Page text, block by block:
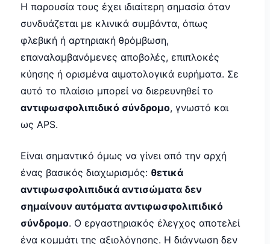
Η παρουσία τους έχει ιδιαίτερη σημασία όταν
συνδυάζεται με κλινικά συμβάντα, όπως
φλεβική ή αρτηριακή θρόμβωση,
επαναλαμβανόμενες αποβολές, επιπλοκές
κύησης ή ορισμένα αιματολογικά ευρήματα. Σε
αυτό το πλαίσιο μπορεί να διερευνηθεί το
αντιφωσφολιπιδικό σύνδρομο, γνωστό και
ως APS.
Είναι σημαντικό όμως να γίνει από την αρχή
ένας βασικός διαχωρισμός: θετικά
αντιφωσφολιπιδικά αντισώματα δεν
σημαίνουν αυτόματα αντιφωσφολιπιδικό
σύνδρομο. Ο εργαστηριακός έλεγχος αποτελεί
ένα κομμάτι της αξιολόγησης. Η διάγνωση δεν